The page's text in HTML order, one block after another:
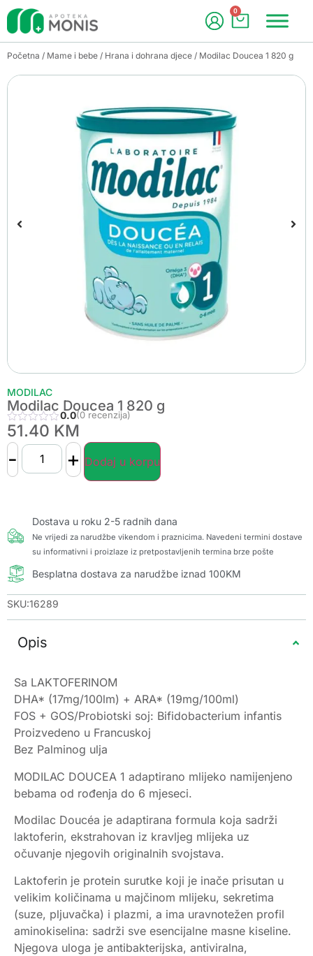
0
Početna / Mame i bebe / Hrana i dohrana djece / Modilac Doucea 1 820 g
MODILAC
Modilac Doucea 1 820 g
0.0(0 recenzija)
51.40 KM
- + Dodaj u korpu
Dostava u roku 2-5 radnih dana
Ne vrijedi za narudžbe vikendom i praznicima. Navedeni termini dostave
su informativni i proizlaze iz pretpostavljenih termina brze pošte
Besplatna dostava za narudžbe iznad 100KM
SKU:16289
Opis
Sa LAKTOFERINOM
DHA* (17mg/100lm) + ARA* (19mg/100ml)
FOS + GOS/Probiotski soj: Bifidobacterium infantis
Proizvedeno u Francuskoj
Bez Palminog ulja
MODILAC DOUCEA 1 adaptirano mlijeko namijenjeno
bebama od rođenja do 6 mjeseci.
Modilac Doucéa je adaptirana formula koja sadrži
laktoferin, ekstrahovan iz kravljeg mlijeka uz
očuvanje njegovih originalnih svojstava.
Laktoferin je protein surutke koji je inače prisutan u
velikim količinama u majčinom mlijeku, sekretima
(suze, pljuvačka) i plazmi, a ima uravnotežen profil
aminokiselina: sadrži sve esencijalne masne kiseline.
Njegova uloga je antibakterijska, antiviralna,